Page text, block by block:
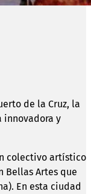
de la Cruz, la
innovadora y
colectivo artístico
Bellas Artes que
En esta ciudad